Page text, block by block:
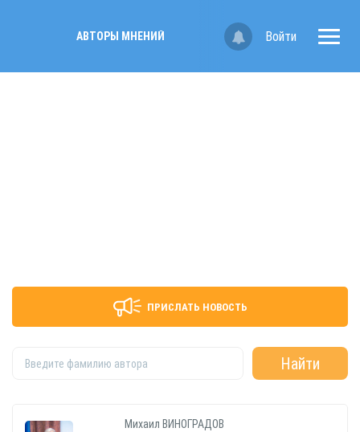
АВТОРЫ МНЕНИЙ Войти
ПРИСЛАТЬ НОВОСТЬ
Михаил ВИНОГРАДОВ